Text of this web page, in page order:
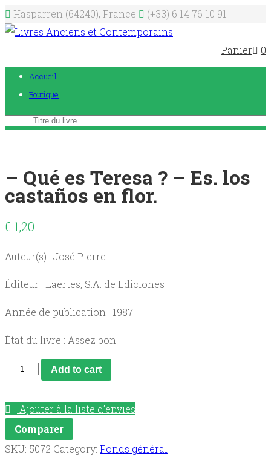
Hasparren (64240), France (+33) 6 14 76 10 91
Panier 0
Accueil
Boutique
– Qué es Teresa ? – Es. los
castaños en flor.
€ 1,20
Auteur(s) : José Pierre
Éditeur : Laertes, S.A. de Ediciones
Année de publication : 1987
État du livre : Assez bon
-
es
Teresa
?
Add to cart
Ajouter à la liste d’envies
Comparer
SKU: 5072 Category: Fonds général